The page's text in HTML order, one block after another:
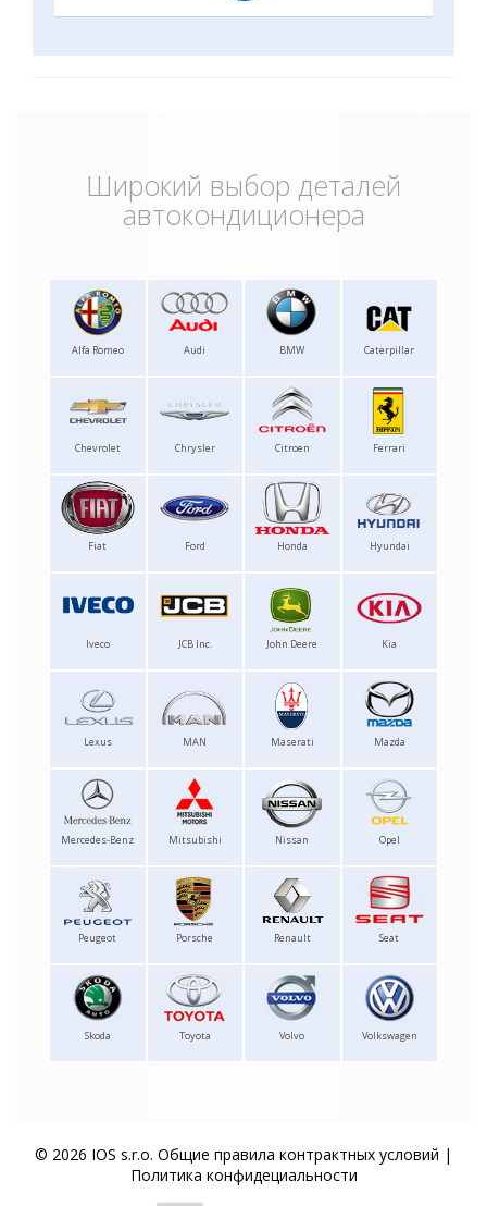
Широкий выбор деталей
автокондиционера
Alfa Romeo Audi BMW Caterpillar
Chevrolet Chrysler Citroen Ferrari
Fiat Ford Honda Hyundai
Iveco JCB Inc. John Deere Kia
Lexus MAN Maserati Mazda
Mercedes-Benz Mitsubishi Nissan Opel
Peugeot Porsche Renault Seat
Skoda Toyota Volvo Volkswagen
© 2026 IOS s.r.o. Общие правила контрактных условий |
Политика конфидециальности